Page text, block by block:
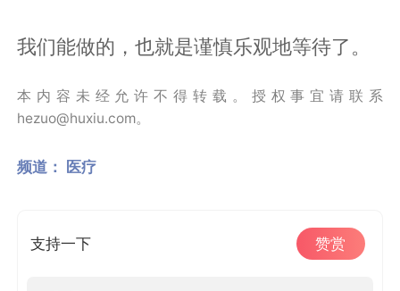
我们能做的，也就是谨慎乐观地等待了。
本内容未经允许不得转载。授权事宜请联系
hezuo@huxiu.com。
频道： 医疗
支持一下 赞赏